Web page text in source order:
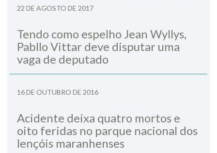
22 DE AGOSTO DE 2017
Tendo como espelho Jean Wyllys,
Pabllo Vittar deve disputar uma
vaga de deputado
16 DE OUTUBRO DE 2016
Acidente deixa quatro mortos e
oito feridas no parque nacional dos
lençóis maranhenses